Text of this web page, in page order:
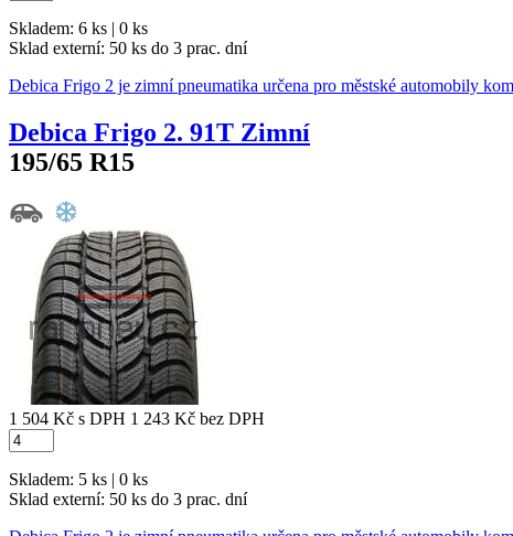
Skladem: 6 ks | 0 ks
Sklad externí: 50 ks do 3 prac. dní
Debica Frigo 2 je zimní pneumatika určena pro městské automobily
Debica Frigo 2. 91T Zimní
195/65 R15
1 504 Kč s DPH 1 243 Kč bez DPH
Skladem: 5 ks | 0 ks
Sklad externí: 50 ks do 3 prac. dní